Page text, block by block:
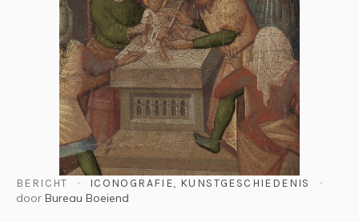
BERICHT ICONOGRAFIE, KUNSTGESCHIEDENIS
door Bureau Boeiend